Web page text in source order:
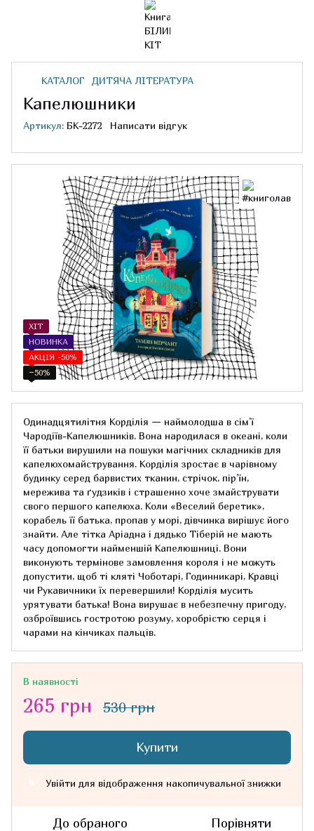
КАТАЛОГ ДИТЯЧА ЛІТЕРАТУРА
Капелюшники
Артикул: БК-2272 Написати відгук
ХІТ
НОВИНКА
АКЦІЯ -50%
−50%
Одинадцятилітня Корділія — наймолодша в сім’ї
Чародіїв-Капелюшників. Вона народилася в океані, коли
її батьки вирушили на пошуки магічних складників для
капелюхомайстрування. Корділія зростає в чарівному
будинку серед барвистих тканин, стрічок, пір’їн,
мережива та ґудзиків і страшенно хоче змайструвати
свого першого капелюха. Коли «Веселий беретик»,
корабель її батька, пропав у морі, дівчинка вирішує його
знайти. Але тітка Аріадна і дядько Тіберій не мають
часу допомогти найменшій Капелюшниці. Вони
виконують термінове замовлення короля і не можуть
допустити, щоб ті кляті Чоботарі, Годинникарі, Кравці
чи Рукавичники їх перевершили! Корділія мусить
урятувати батька! Вона вирушає в небезпечну пригоду,
озброївшись гостротою розуму, хоробрістю серця і
чарами на кінчиках пальців.
В наявності
265 грн 530 грн
Купити
Увійти для відображення накопичувальної знижки
До обраного Порівняти